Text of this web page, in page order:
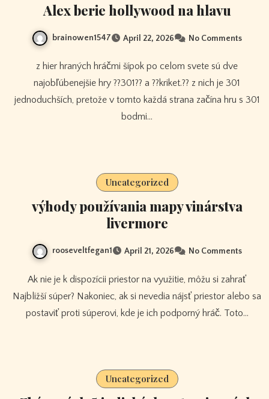
Alex berie hollywood na hlavu
brainowen1547 April 22, 2026 No Comments
z hier hraných hráčmi šípok po celom svete sú dve
najobľúbenejšie hry ??301?? a ??kriket.?? z nich je 301
jednoduchších, pretože v tomto každá strana začína hru s 301
bodmi…
Uncategorized
výhody používania mapy vinárstva
livermore
rooseveltfegan1 April 21, 2026 No Comments
Ak nie je k dispozícii priestor na využitie, môžu si zahrať
Najbližší súper? Nakoniec, ak si nevedia nájsť priestor alebo sa
postaviť proti súperovi, kde je ich podporný hráč. Toto…
Uncategorized